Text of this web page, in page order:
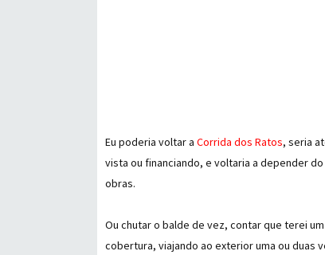
Eu poderia voltar a Corrida dos Ratos, seria
vista ou financiando, e voltaria a depender do
obras.
Ou chutar o balde de vez, contar que terei um
cobertura, viajando ao exterior uma ou duas